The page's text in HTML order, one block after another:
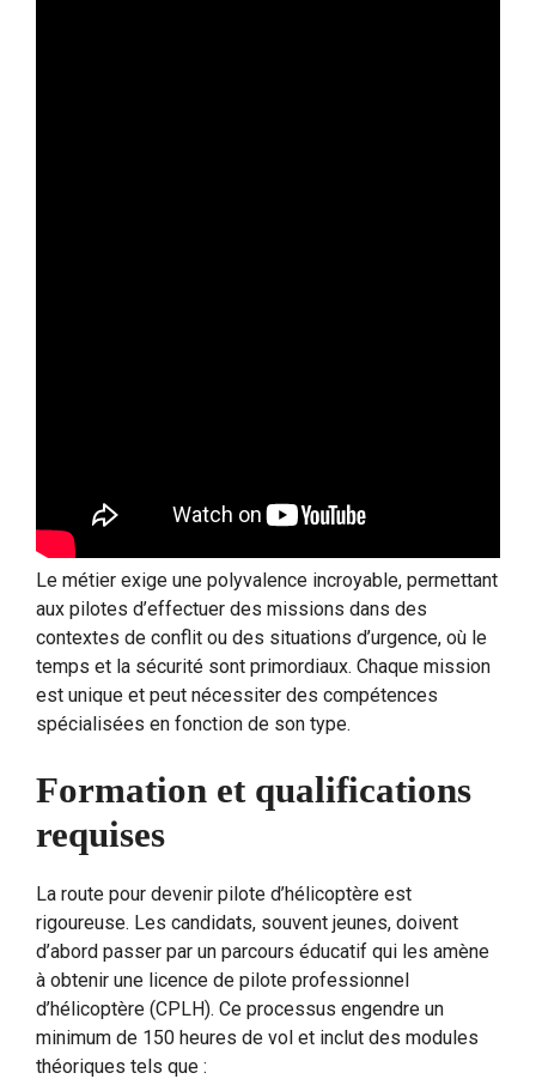
Le métier exige une polyvalence incroyable, permettant
aux pilotes d’effectuer des missions dans des
contextes de conflit ou des situations d’urgence, où le
temps et la sécurité sont primordiaux. Chaque mission
est unique et peut nécessiter des compétences
spécialisées en fonction de son type.
Formation et qualifications
requises
La route pour devenir pilote d’hélicoptère est
rigoureuse. Les candidats, souvent jeunes, doivent
d’abord passer par un parcours éducatif qui les amène
à obtenir une licence de pilote professionnel
d’hélicoptère (CPLH). Ce processus engendre un
minimum de 150 heures de vol et inclut des modules
théoriques tels que :